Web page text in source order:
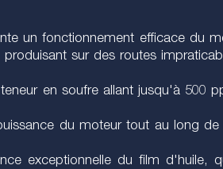
un fonctionnement efficace du
sur des routes
en soufre allant jusqu'à 500
du moteur tout au long de
exceptionnelle du film d'huile,